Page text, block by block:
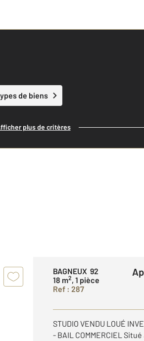
de biens
plus de critères
BAGNEUX 92
18 m2, 1 pièce
Ref : 287
STUDIO VENDU LOUÉ
- BAIL COMMERCIEL